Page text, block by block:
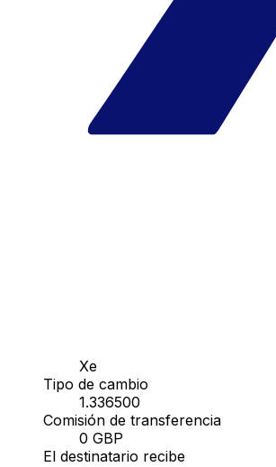
Xe
Tipo de cambio
1.336500
Comisión de transferencia
0 GBP
El destinatario recibe